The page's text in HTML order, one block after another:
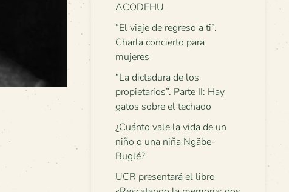
ACODEHU
“El viaje de regreso a ti”.
Charla concierto para
mujeres
“La dictadura de los
propietarios”. Parte II: Hay
gatos sobre el techado
¿Cuánto vale la vida de un
niño o una niña Ngäbe-
Buglé?
UCR presentará el libro